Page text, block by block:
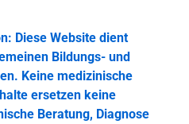
Diese Website dient
Bildungs- und
Keine medizinische
ersetzen keine
Beratung, Diagnose